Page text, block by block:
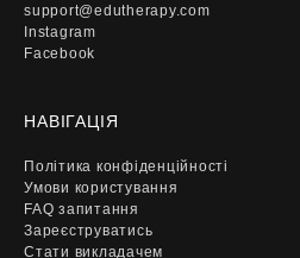
support@edutherapy.com
Instagram
Facebook
НАВІГАЦІЯ
Політика конфіденційності
Умови користування
FAQ запитання
Зареєструватись
Стати викладачем